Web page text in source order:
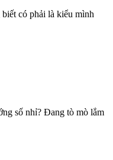
có phải là kiểu mình
số nhỉ? Đang tò mò lắm